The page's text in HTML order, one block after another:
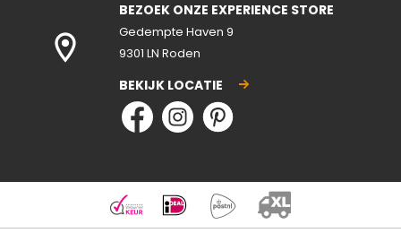
ote
n
BEZOEK ONZE EXPERIENCE STORE
Gedempte Haven 9
9301 LN Roden
BEKIJK LOCATIE